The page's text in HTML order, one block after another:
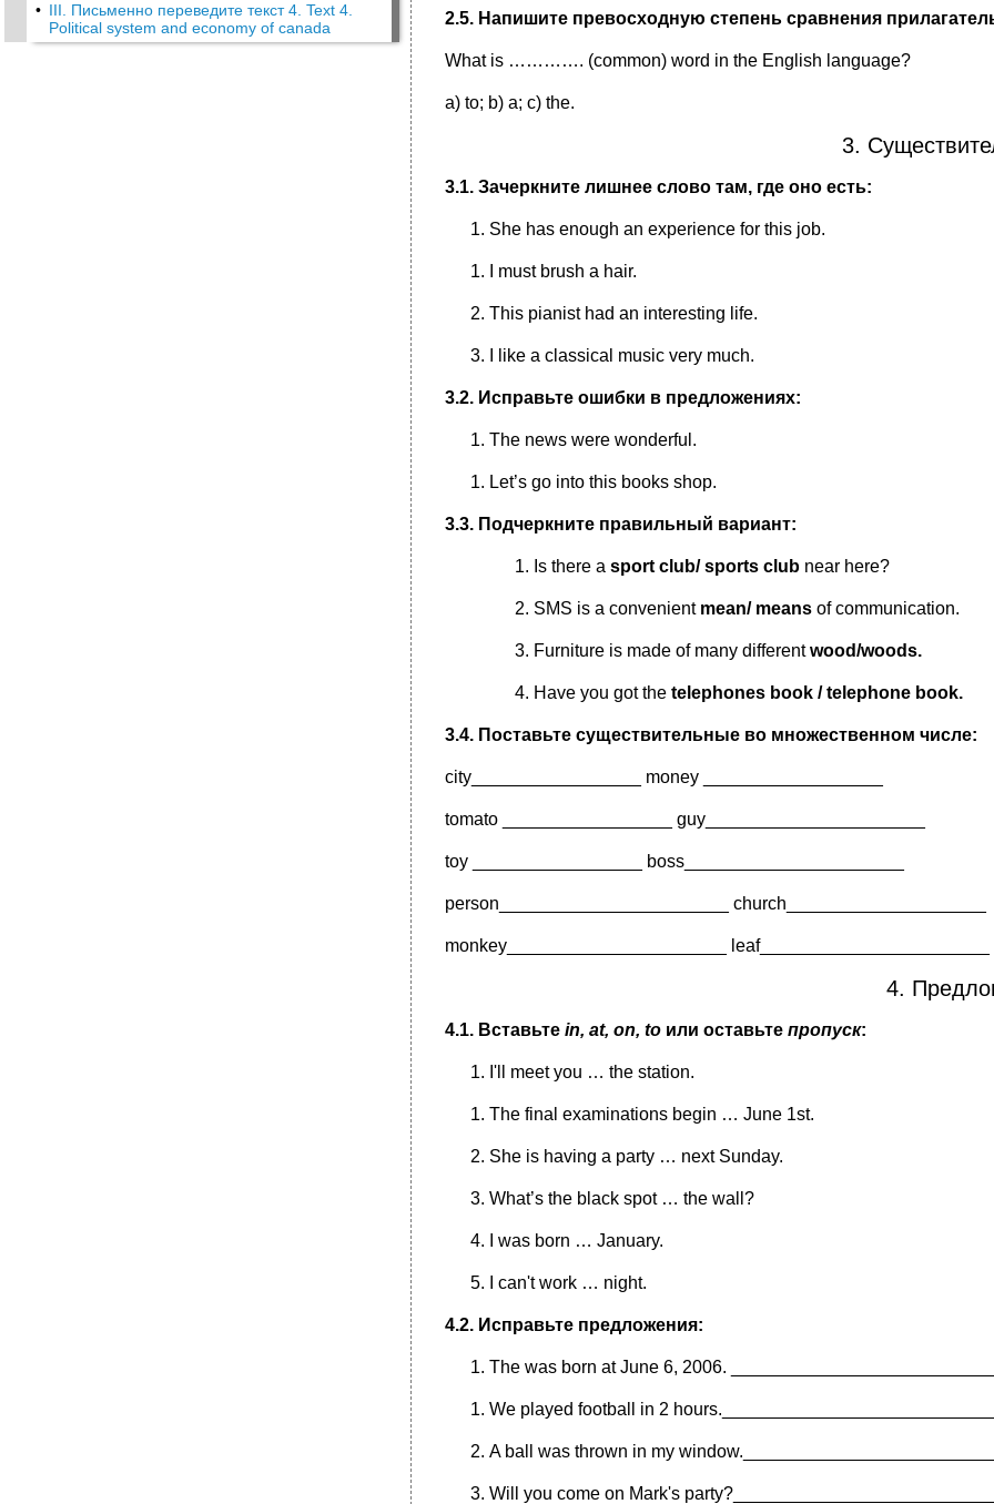
• III. Письменно переведите текст 4. Text 4.
Political system and economy of canada
2.5. Напишите превосходную степень сравнения
What is …………. (common) word in the English language?
a) to; b) a; c) the.
3.
3.1. Зачеркните лишнее слово там, где оно есть:
She has enough an experience for this job.
I must brush a hair.
This pianist had an interesting life.
I like a classical music very much.
3.2. Исправьте ошибки в предложениях:
The news were wonderful.
Let’s go into this books shop.
3.3. Подчеркните правильный вариант:
Is there a sport club/ sports club near here?
SMS is a convenientmean/ means of communication.
Furniture is made of many differentwood/woods.
Have you got the telephones book / telephone book.
3.4. Поставьте существительные во множественном числе:
city_________________ money __________________
tomato _________________ guy______________________
toy _________________ boss______________________
person_______________________ church____________________
monkey______________________ leaf_______________________
4.
4.1. Вставьте in, at, on, to или оставьте пропуск:
I'll meet you … the station.
The final examinations begin … June 1st.
She is having a party … next Sunday.
What’s the black spot … the wall?
I was born … January.
I can't work … night.
4.2. Исправьте предложения:
The was born at June 6, 2006.
We played football in 2
A ball was thrown in my
Will you come on Mark's